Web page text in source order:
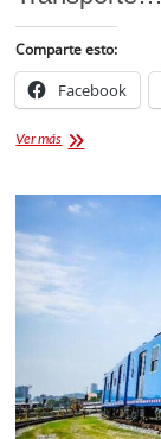
Comparte esto:
Facebook
Ver másYa
licencia
en
digital